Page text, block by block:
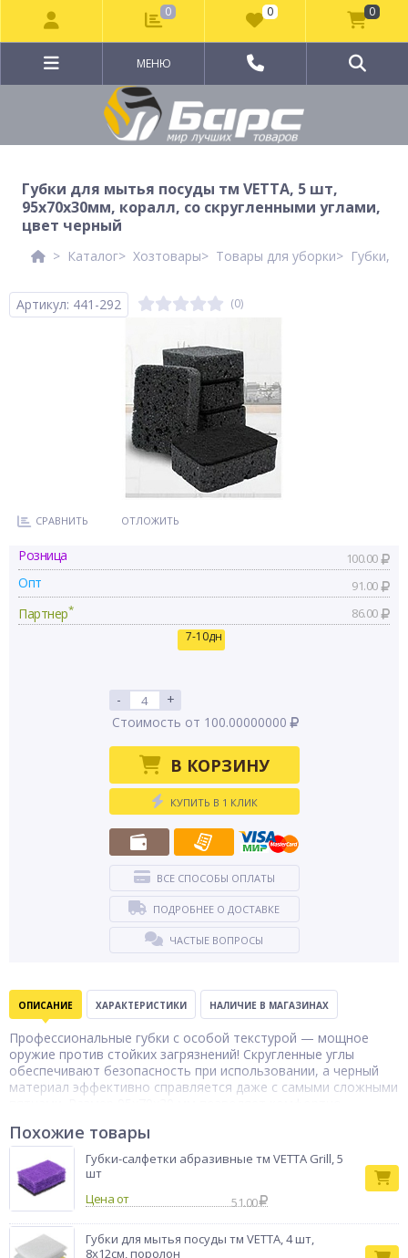
МЕНЮ
Губки для мытья посуды тм VETTA, 5 шт,
95x70x30мм, коралл, со скругленными углами,
цвет черный
Каталог Хозтовары Товары для уборки Губки,
Артикул: 441-292 (0)
СРАВНИТЬ ОТЛОЖИТЬ
Розница 100.00
Опт 91.00
Партнер* 86.00
7-10дн
-
+
Стоимость от 100.00000000
В КОРЗИНУ
КУПИТЬ В 1 КЛИК
ВСЕ СПОСОБЫ ОПЛАТЫ
ПОДРОБНЕЕ О ДОСТАВКЕ
ЧАСТЫЕ ВОПРОСЫ
ОПИСАНИЕ ХАРАКТЕРИСТИКИ НАЛИЧИЕ В МАГАЗИНАХ
Профессиональные губки с особой текстурой — мощное
оружие против стойких загрязнений! Скругленные углы
обеспечивают безопасность при использовании, а черный
материал эффективно справляется даже с самыми сложными
Набор из 5 штук обеспечит вас запасом на длительное
время.
Похожие товары
Губки-салфетки абразивные тм VETTA Grill, 5
шт
Цена от
51.00
Губки для мытья посуды тм VETTA, 4 шт,
8х12см, поролон
0 0 0